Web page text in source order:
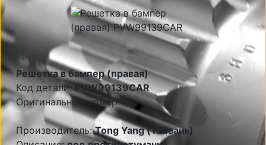
Решетка в бампер (правая)
Код детали:PVW99139CAR
Оригинальный номер:
Производитель:Tong Yang (Тайвань)